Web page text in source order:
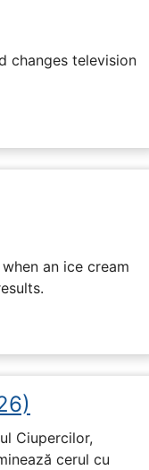
changes television
an ice cream
Ciupercilor,
cerul cu